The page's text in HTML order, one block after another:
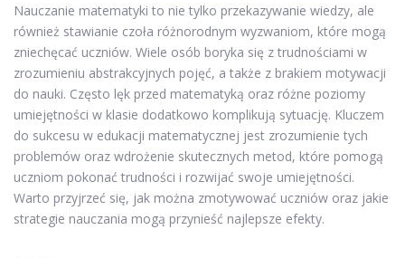
Nauczanie matematyki to nie tylko przekazywanie wiedzy, ale
również stawianie czoła różnorodnym wyzwaniom, które mogą
zniechęcać uczniów. Wiele osób boryka się z trudnościami w
zrozumieniu abstrakcyjnych pojęć, a także z brakiem motywacji
do nauki. Często lęk przed matematyką oraz różne poziomy
umiejętności w klasie dodatkowo komplikują sytuację. Kluczem
do sukcesu w edukacji matematycznej jest zrozumienie tych
problemów oraz wdrożenie skutecznych metod, które pomogą
uczniom pokonać trudności i rozwijać swoje umiejętności.
Warto przyjrzeć się, jak można zmotywować uczniów oraz jakie
strategie nauczania mogą przynieść najlepsze efekty.